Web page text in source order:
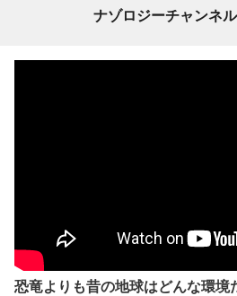
ナゾロジーチャンネ
恐竜よりも昔の地球はどんな環境